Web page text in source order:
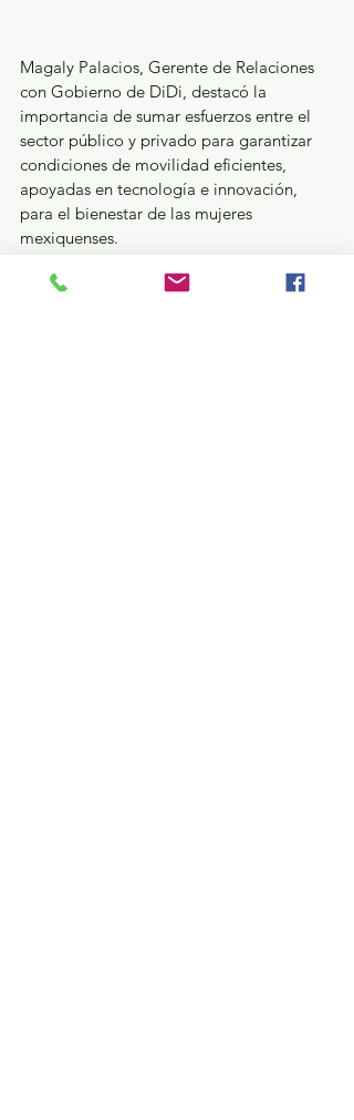
Magaly Palacios, Gerente de Relaciones
con Gobierno de DiDi, destacó la
importancia de sumar esfuerzos entre el
sector público y privado para garantizar
condiciones de movilidad eficientes,
apoyadas en tecnología e innovación,
para el bienestar de las mujeres
mexiquenses.
Con esta iniciativa, el Gobierno que